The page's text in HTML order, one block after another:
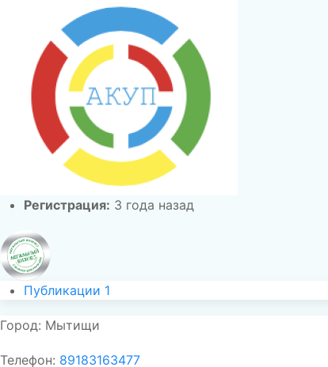
Регистрация: 3 года назад
Публикации 1
Город: Мытищи
Телефон: 89183163477